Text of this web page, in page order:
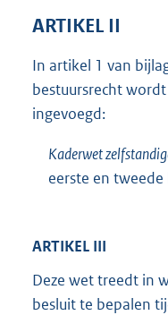
ARTIKEL II
In artikel 1 van
bestuursrecht
ingevoegd:
Kaderwet
eerste en tweede
ARTIKEL III
Deze wet treedt in
besluit te bepalen